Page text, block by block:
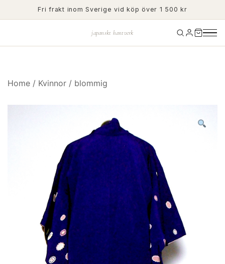
to
Fri frakt inom Sverige vid köp över 1 500 kr
japanskt hantverk
Home / Kvinnor / blommig